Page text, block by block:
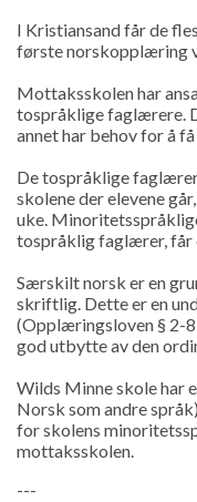
I Kristiansand får de
første norskopplæring
Mottaksskolen har
tospråklige faglærere.
annet har behov for å
De tospråklige
skolene der elevene
uke.
tospråklig faglærer, får
Særskilt norsk er en
skriftlig. Dette er en
(Opplæringsloven § 2-
god utbytte av den
Wilds Minne skole har
Norsk som andre
for skolens
mottaksskolen.
---